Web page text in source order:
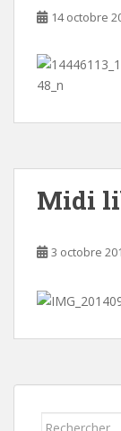
14 octobre
Midi
3 octobre
Rechercher...